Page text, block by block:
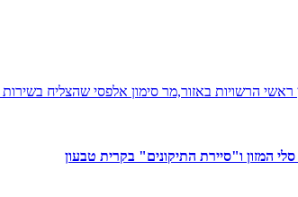
ראשי הרשויות באזור,מר סימון אלפסי שהצליח
המזון ו"סיירת התיקונים" בקרית טבעון